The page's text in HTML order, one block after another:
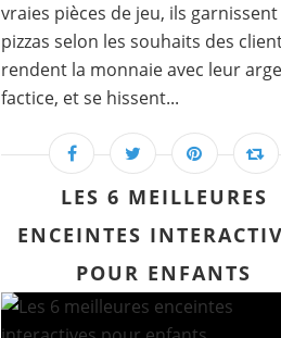
vraies pièces de jeu, ils garnissent
pizzas selon les souhaits des
rendent la monnaie avec leur
factice, et se hissent...
LES 6 MEILLEURES
ENCEINTES
POUR ENFANTS